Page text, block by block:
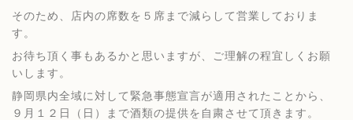
そのため、店内の席数を５席まで減らして営業しておりま
す。
お待ち頂く事もあるかと思いますが、ご理解の程宜しくお願
いします。
静岡県内全域に対して緊急事態宣言が適用されたことから、
９月１２日（日）まで酒類の提供を自粛させて頂きます。